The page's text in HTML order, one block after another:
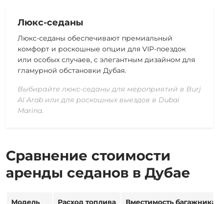
Люкс-седаны
Люкс-седаны обеспечивают премиальный
комфорт и роскошные опции для VIP-поездок
или особых случаев, с элегантным дизайном для
гламурной обстановки Дубая.
Выбирайте люкс-седаны для мероприятий в Burj
Al Arab или для роскошных выездов в Dubai
Marina.
Сравнение стоимости
аренды седанов в Дубае
Модель Расход топлива Вместимость багажника